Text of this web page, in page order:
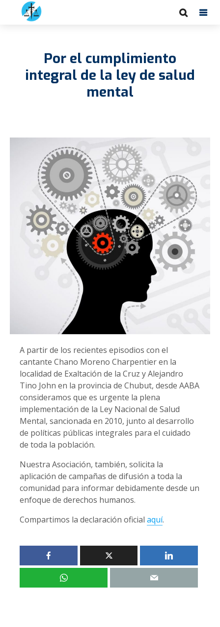
Por el cumplimiento
integral de la ley de salud
mental
A partir de los recientes episodios con el
cantante Chano Moreno Charpentier en la
localidad de Exaltación de la Cruz y Alejandro
Tino John en la provincia de Chubut, desde AABA
consideramos que es urgente la plena
implementación de la Ley Nacional de Salud
Mental, sancionada en 2010, junto al desarrollo
de políticas públicas integrales para el cuidado
de toda la población.
Nuestra Asociación, también, solicita la
aplicación de campañas de difusión a toda la
comunidad para informar debidamente desde un
enfoque de derechos humanos.
Compartimos la declaración oficial aquí.